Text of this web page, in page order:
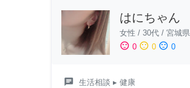
はにちゃん
女性 / 30代 / 宮城県
sentiment_satisfied 0 sentiment_neutral 0 sentiment_dissatisfied 0
chat 生活相談 ▸ 健康